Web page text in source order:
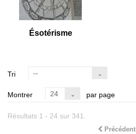
Ésotérisme
Tri --
Montrer 24 par page
Résultats 1 - 24 sur 341.
Précédent